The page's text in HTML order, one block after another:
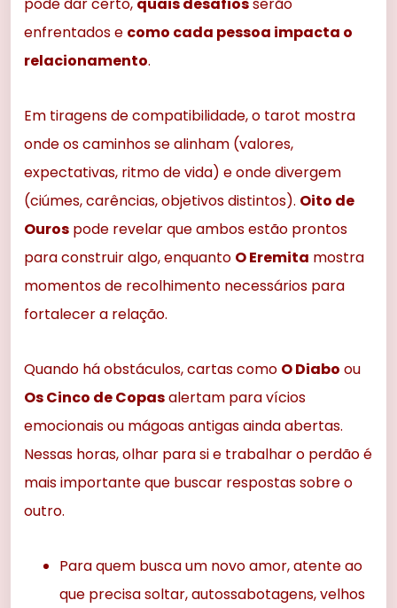
enfrentados e como cada pessoa impacta o
relacionamento.
Em tiragens de compatibilidade, o tarot mostra
onde os caminhos se alinham (valores,
expectativas, ritmo de vida) e onde divergem
(ciúmes, carências, objetivos distintos). Oito de
Ouros pode revelar que ambos estão prontos
para construir algo, enquanto O Eremita mostra
momentos de recolhimento necessários para
fortalecer a relação.
Quando há obstáculos, cartas como O Diabo ou
Os Cinco de Copasalertam para vícios
emocionais ou mágoas antigas ainda abertas.
Nessas horas, olhar para si e trabalhar o perdão é
mais importante que buscar respostas sobre o
outro.
Para quem busca um novo amor, atente ao
que precisa soltar, autossabotagens, velhos